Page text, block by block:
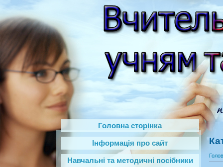
Головна сторінка
Інформація про сайт
Навчальні та методичні посібники